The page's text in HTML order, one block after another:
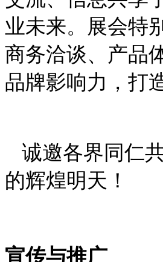
业未来。展会特
商务洽谈、产品
品牌影响力，打
诚邀各界同仁
的辉煌明天！
宣传与推广